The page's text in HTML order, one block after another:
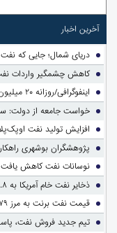
آخرین اخبار
دریای شمال؛ جایی که
کاهش چشمگیر واردات
اینفوگرافی/روزانه ۲۰ میلیون لیتر سوخت در کشور قاچاق می‌شود
خواست جامعه از دولت:
افزایش تولید نفت
پژوهشگران بوشهری
نوسانات نفت کاهش
ذخایر نفت خام آمریکا به ۳۰۴.۸ میلیون بشکه رسید
قیمت نفت برنت به مرز ۷۹ دلار رسید
تیم جدید فروش نفت،